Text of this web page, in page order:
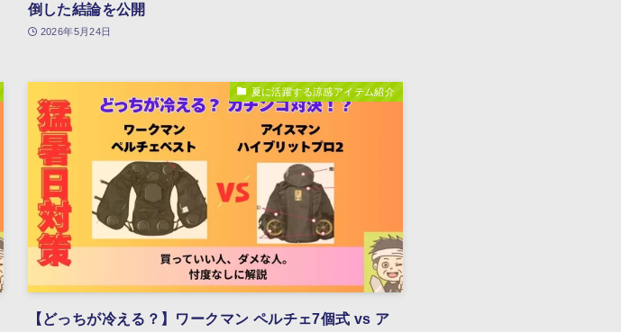
倒した結論を公開
2026年5月24日
夏に活躍する涼感アイテム紹介
【どっちが冷える？】ワークマン ペルチェ7個式 vs ア